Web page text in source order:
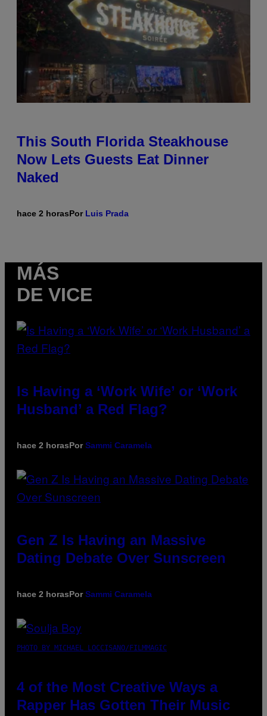
This South Florida Steakhouse
Now Lets Guests Eat Dinner
Naked
hace 2 horasPor Luis Prada
MÁS
DE VICE
Is Having a ‘Work Wife’ or ‘Work
Husband’ a Red Flag?
hace 2 horasPorSammi Caramela
Gen Z Is Having an Massive
Dating Debate Over Sunscreen
hace 2 horasPorSammi Caramela
PHOTO BY MICHAEL LOCCISANO/FILMMAGIC
4 of the Most Creative Ways a
Rapper Has Gotten Their Music